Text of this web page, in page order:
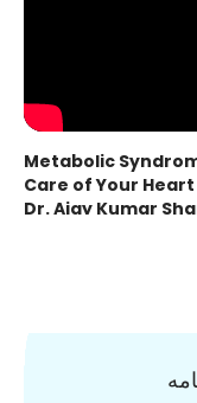
Metabolic
Care of Your Heart
Dr. Ajay Kumar